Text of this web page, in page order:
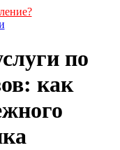
по
как